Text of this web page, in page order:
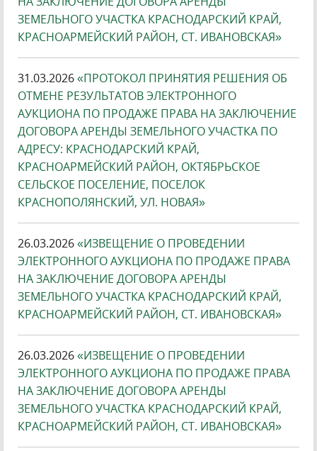
ЗЕМЕЛЬНОГО УЧАСТКА КРАСНОДАРСКИЙ КРАЙ,
КРАСНОАРМЕЙСКИЙ РАЙОН, СТ. ИВАНОВСКАЯ»
31.03.2026«ПРОТОКОЛ ПРИНЯТИЯ РЕШЕНИЯ ОБ
ОТМЕНЕ РЕЗУЛЬТАТОВ ЭЛЕКТРОННОГО
АУКЦИОНА ПО ПРОДАЖЕ ПРАВА НА ЗАКЛЮЧЕНИЕ
ДОГОВОРА АРЕНДЫ ЗЕМЕЛЬНОГО УЧАСТКА ПО
АДРЕСУ: КРАСНОДАРСКИЙ КРАЙ,
КРАСНОАРМЕЙСКИЙ РАЙОН, ОКТЯБРЬСКОЕ
СЕЛЬСКОЕ ПОСЕЛЕНИЕ, ПОСЕЛОК
КРАСНОПОЛЯНСКИЙ, УЛ. НОВАЯ»
26.03.2026«ИЗВЕЩЕНИЕ О ПРОВЕДЕНИИ
ЭЛЕКТРОННОГО АУКЦИОНА ПО ПРОДАЖЕ ПРАВА
НА ЗАКЛЮЧЕНИЕ ДОГОВОРА АРЕНДЫ
ЗЕМЕЛЬНОГО УЧАСТКА КРАСНОДАРСКИЙ КРАЙ,
КРАСНОАРМЕЙСКИЙ РАЙОН, СТ. ИВАНОВСКАЯ»
26.03.2026«ИЗВЕЩЕНИЕ О ПРОВЕДЕНИИ
ЭЛЕКТРОННОГО АУКЦИОНА ПО ПРОДАЖЕ ПРАВА
НА ЗАКЛЮЧЕНИЕ ДОГОВОРА АРЕНДЫ
ЗЕМЕЛЬНОГО УЧАСТКА КРАСНОДАРСКИЙ КРАЙ,
КРАСНОАРМЕЙСКИЙ РАЙОН, СТ. ИВАНОВСКАЯ»